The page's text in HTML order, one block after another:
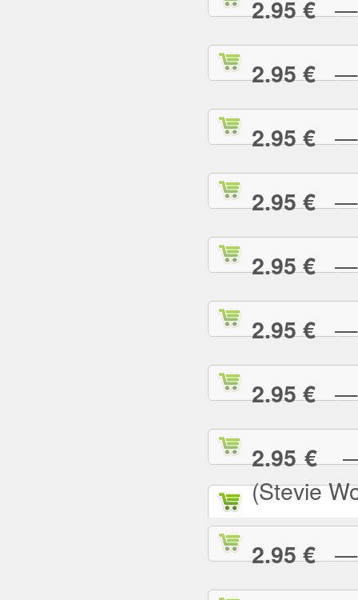
2.95 €—
2.95 €—
2.95 €—
2.95 €—
2.95 €—
2.95 €—
2.95 €—
2.95 €—
(Stevie
2.95 €—